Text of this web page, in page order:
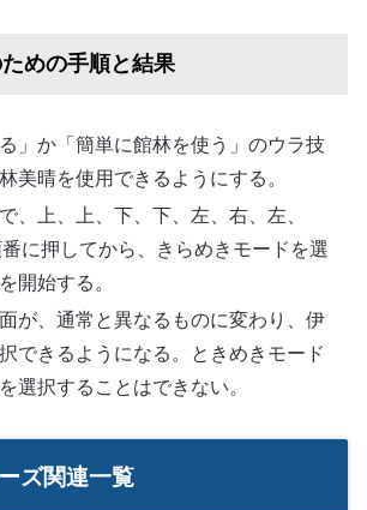
めの手順と結果
る」か「簡単に館林を使う」のウラ技
美晴を使用できるようにする。
、上、上、下、下、左、右、左、
に押してから、きらめきモードを選
開始する。
が、通常と異なるものに変わり、伊
できるようになる。ときめきモード
選択することはできない。
ズ関連一覧